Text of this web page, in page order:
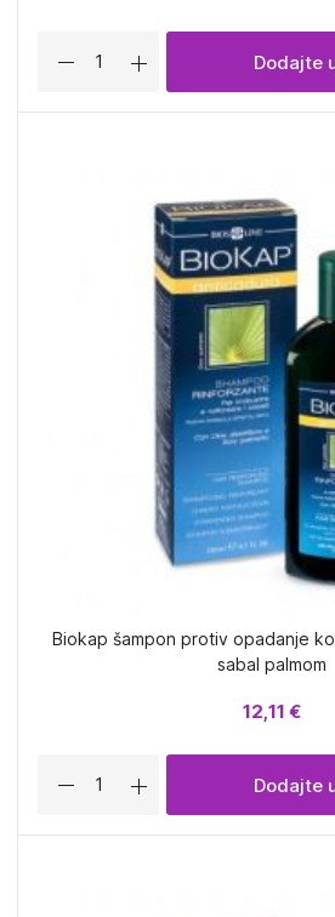
Dodajte
Biokap šampon protiv opadanje
sabal palmom
12,11 €
Dodajte